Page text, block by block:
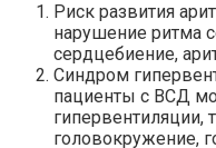
Риск развития
нарушение ритма
сердцебиение,
Синдром
пациенты с ВСД
гипервентиляции,
головокружение,